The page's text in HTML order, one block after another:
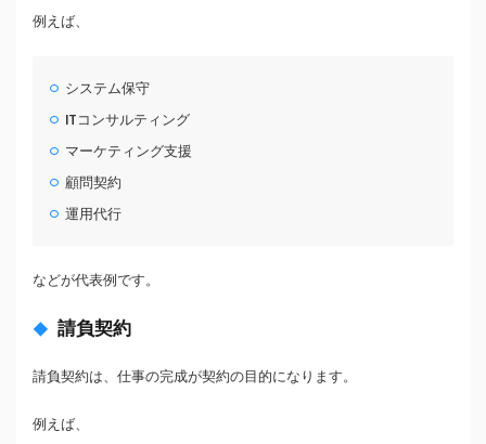
例えば、
システム保守
ITコンサルティング
マーケティング支援
顧問契約
運用代行
などが代表例です。
請負契約
請負契約は、仕事の完成が契約の目的になります。
例えば、